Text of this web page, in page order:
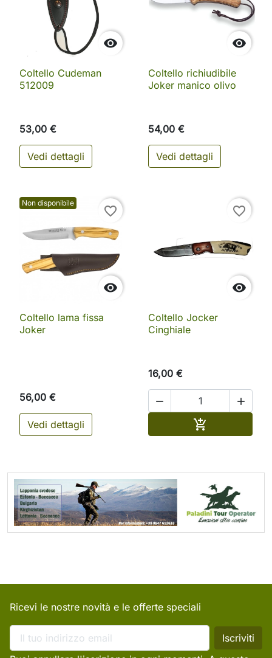

Coltello Cudeman
512009
53,00 €
Vedi dettagli

Coltello richiudibile
Joker manico olivo
54,00 €
Vedi dettagli
Non disponibile

favorite_border
Coltello lama fissa
Joker
56,00 €
Vedi dettagli

favorite_border
Coltello Jocker
Cinghiale
16,00 €
 

Ricevi le nostre novità e le offerte speciali